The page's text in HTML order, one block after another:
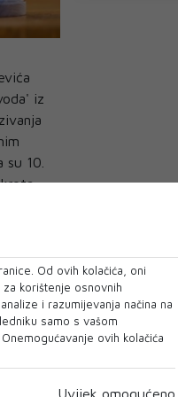
iz
10.
Od ovih kolačića, oni
korištenje osnovnih
i razumijevanja načina na
samo s vašom
ovih kolačića
Uvijek omogućeno